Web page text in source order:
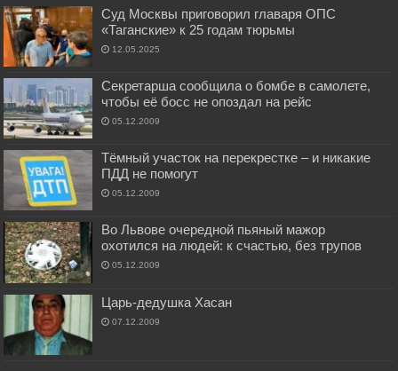
Суд Москвы приговорил главаря ОПС
«Таганские» к 25 годам тюрьмы
12.05.2025
Секретарша сообщила о бомбе в самолете,
чтобы её босс не опоздал на рейс
05.12.2009
Тёмный участок на перекрестке – и никакие
ПДД не помогут
05.12.2009
Во Львове очередной пьяный мажор
охотился на людей: к счастью, без трупов
05.12.2009
Царь-дедушка Хасан
07.12.2009